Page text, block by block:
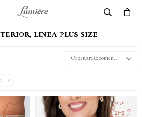
LINEA PLUS SIZE
Recomendados